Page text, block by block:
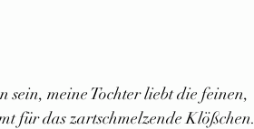
sein, meine Tochter liebt die feinen,
für das zartschmelzende Klößchen.